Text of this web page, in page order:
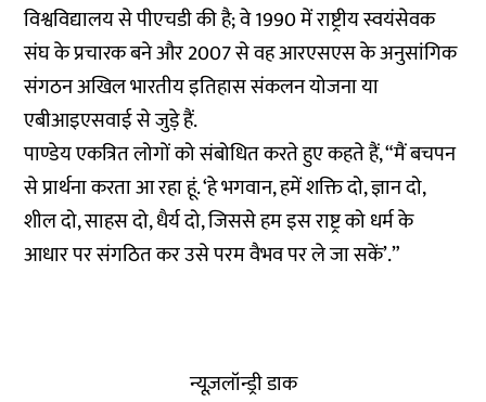
विश्वविद्यालय से पीएचडी की है; वे 1990 में राष्ट्रीय स्वयंसेवक
संघ के प्रचारक बने और 2007 से वह आरएसएस के अनुसांगिक
संगठन अखिल भारतीय इतिहास संकलन योजना या
एबीआइएसवाई से जुड़े हैं.
पाण्डेय एकत्रित लोगों को संबोधित करते हुए कहते हैं, “मैं बचपन
से प्रार्थना करता आ रहा हूं. ‘हे भगवान, हमें शक्ति दो, ज्ञान दो,
शील दो, साहस दो, धैर्य दो, जिससे हम इस राष्ट्र को धर्म के
आधार पर संगठित कर उसे परम वैभव पर ले जा सकें’.”
न्यूज़लॉन्ड्री डाक